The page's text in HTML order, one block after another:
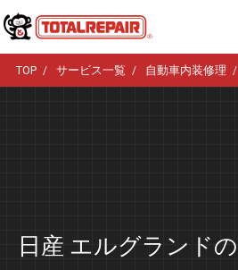
TOP サービス一覧 自動車内装修理
日産 エルグランド